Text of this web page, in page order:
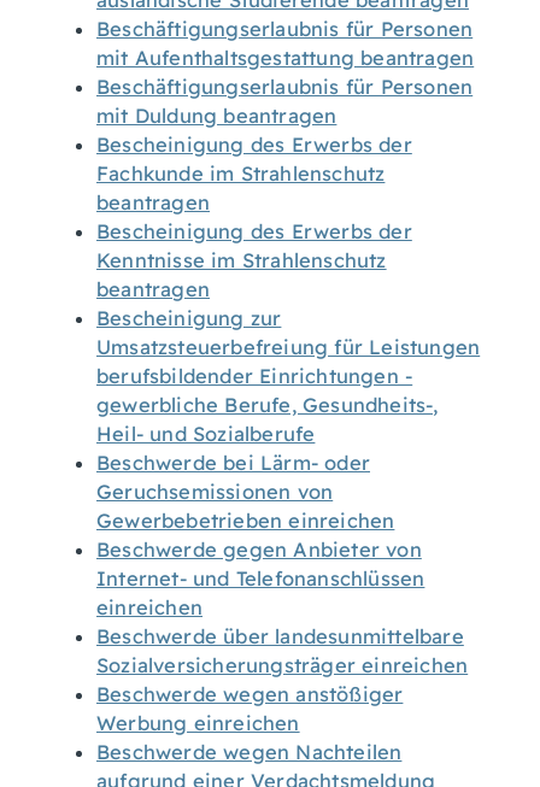
Beschäftigungserlaubnis für Personen
mit Aufenthaltsgestattung beantragen
Beschäftigungserlaubnis für Personen
mit Duldung beantragen
Bescheinigung des Erwerbs der
Fachkunde im Strahlenschutz
beantragen
Bescheinigung des Erwerbs der
Kenntnisse im Strahlenschutz
beantragen
Bescheinigung zur
Umsatzsteuerbefreiung für Leistungen
berufsbildender Einrichtungen -
gewerbliche Berufe, Gesundheits-,
Heil- und Sozialberufe
Beschwerde bei Lärm- oder
Geruchsemissionen von
Gewerbebetrieben einreichen
Beschwerde gegen Anbieter von
Internet- und Telefonanschlüssen
einreichen
Beschwerde über landesunmittelbare
Sozialversicherungsträger einreichen
Beschwerde wegen anstößiger
Werbung einreichen
Beschwerde wegen Nachteilen
aufgrund einer Verdachtsmeldung